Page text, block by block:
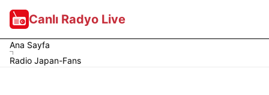
Canlı Radyo Live
Ana Sayfa
Radio Japan-Fans